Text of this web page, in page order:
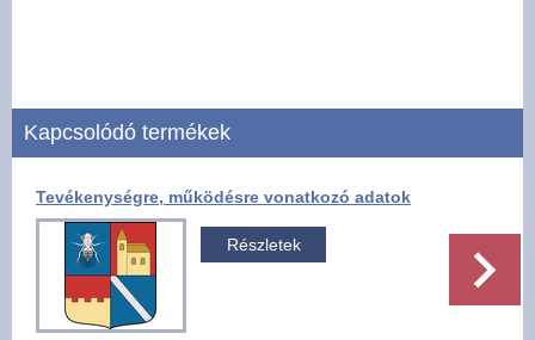
Felsőrajk
Pályázatok
Választási információk -
Felsőrajk
Kapcsolódó termékek
Tevékenységre, működésre vonatkozó adatok
Részletek